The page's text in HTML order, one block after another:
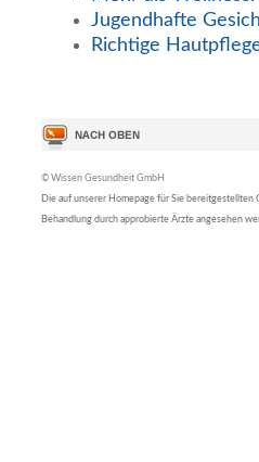
Jugendhafte
Richtige
© Wissen Gesundheit GmbH
Die auf unserer Homepage für Sie
Behandlung durch approbierte Ärzte angesehen